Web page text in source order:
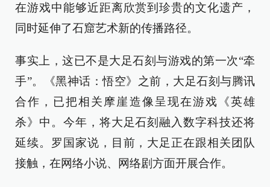
在游戏中能够近距离欣赏到珍贵的文化遗产，
同时延伸了石窟艺术新的传播路径。
事实上，这已不是大足石刻与游戏的第一次“牵
手”。《黑神话：悟空》之前，大足石刻与腾讯
合作，已把相关摩崖造像呈现在游戏《英雄
杀》中。今年，将大足石刻融入数字科技还将
延续。罗国家说，目前，大足正在跟相关团队
接触，在网络小说、网络剧方面开展合作。